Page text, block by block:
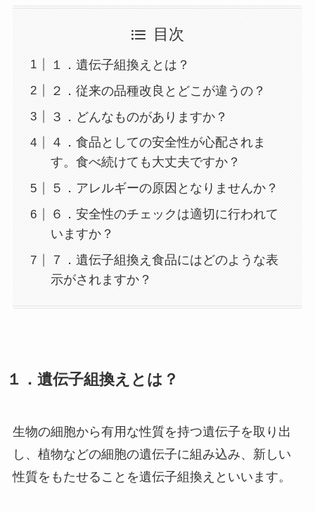
目次
１．遺伝子組換えとは？
２．従来の品種改良とどこが違うの？
３．どんなものがありますか？
４．食品としての安全性が心配されま
す。食べ続けても大丈夫ですか？
５．アレルギーの原因となりませんか？
６．安全性のチェックは適切に行われて
いますか？
７．遺伝子組換え食品にはどのような表
示がされますか？
１．遺伝子組換えとは？
生物の細胞から有用な性質を持つ遺伝子を取り出
し、植物などの細胞の遺伝子に組み込み、新しい
性質をもたせることを遺伝子組換えといいます。